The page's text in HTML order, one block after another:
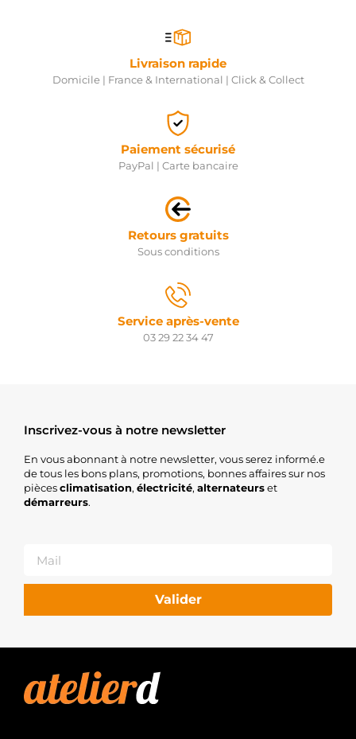
Livraison rapide
Domicile | France & International | Click & Collect
Paiement sécurisé
PayPal | Carte bancaire
Retours gratuits
Sous conditions
Service après-vente
03 29 22 34 47
Inscrivez-vous à notre newsletter
En vous abonnant à notre newsletter, vous serez informé.e
de tous les bons plans, promotions, bonnes affaires sur nos
piècesclimatisation, électricité, alternateurset
démarreurs.
Valider